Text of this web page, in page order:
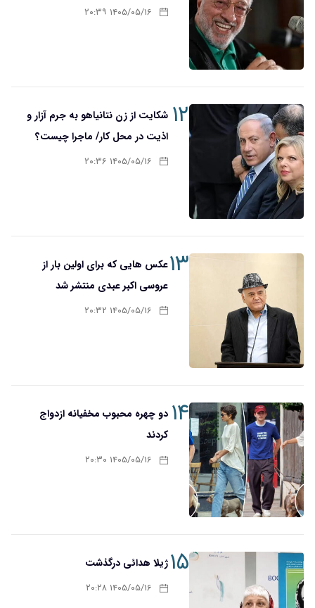
۱۴۰۵/۰۵/۱۶ ۲۰:۳۹
۱۲ شکایت از زن نتانیاهو به جرم آزار و
اذیت در محل کار/ ماجرا چیست؟
۱۴۰۵/۰۵/۱۶ ۲۰:۳۶
۱۳عکس هایی که برای اولین بار از
عروسی اکبر عبدی منتشر شد
۱۴۰۵/۰۵/۱۶ ۲۰:۳۲
۱۴ دو چهره محبوب مخفیانه ازدواج
کردند
۱۴۰۵/۰۵/۱۶ ۲۰:۳۰
۱۵ژیلا هدائی درگذشت
۱۴۰۵/۰۵/۱۶ ۲۰:۲۸